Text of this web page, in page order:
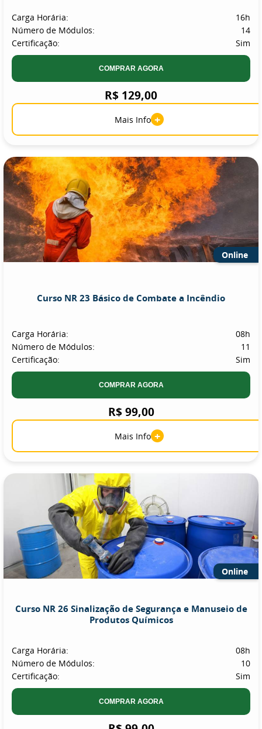
Carga Horária:
16h
Número de Módulos:
14
Certificação:
Sim
COMPRAR AGORA
R$ 129,00
Mais Info +
Online
Curso NR 23 Básico de Combate a Incêndio
Carga Horária:
08h
Número de Módulos:
11
Certificação:
Sim
COMPRAR AGORA
R$ 99,00
Mais Info +
Online
Curso NR 26 Sinalização de Segurança e Manuseio de
Produtos Químicos
Carga Horária:
08h
Número de Módulos:
10
Certificação:
Sim
COMPRAR AGORA